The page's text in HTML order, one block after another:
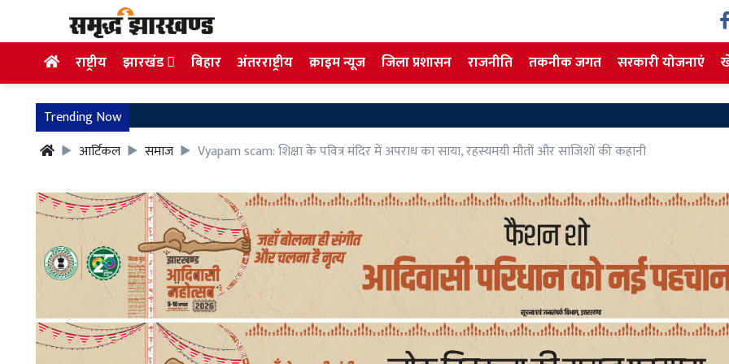
राष्ट्रीय झारखंड बिहार अंतरराष्ट्रीय क्राइम न्यूज जिला प्रशासन राजनीति तकनीक जगत सरकारी योजनाएं
Trending Now
आर्टिकल
समाज Vyapam scam: शिक्षा के पवित्र मंदिर में अपराध का साया, रहस्यमयी मौतों और साजिशों की कहानी